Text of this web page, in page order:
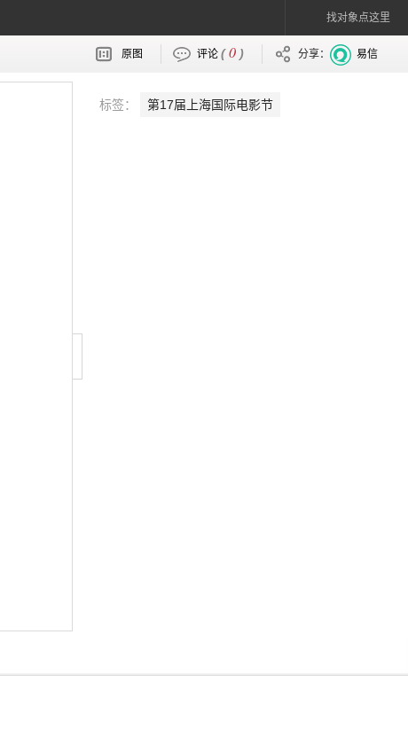
找对象点这里
原图 评论 (0 ) 分享： 易信
标签： 第17届上海国际电影节